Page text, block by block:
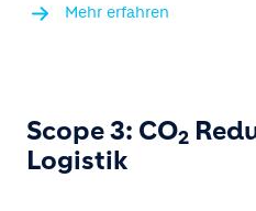
Mehr erfahren
Scope 3: CO2
Logistik